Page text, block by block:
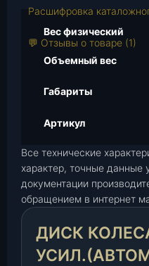
о
а
к
о
л
е
а
Г
Расшифровка
💬 Отзывы о товаре (1)
Вес физический
Объемный вес
Габариты
Артикул
Все технические
характер, точные данные
документации
обращением в интернет
ДИСК